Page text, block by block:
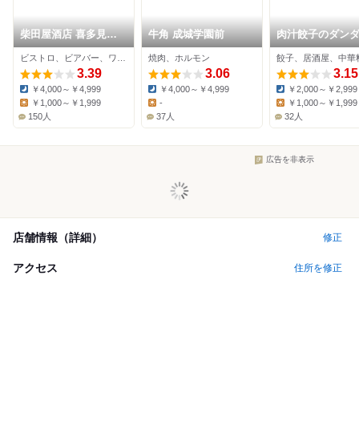
柴田屋酒店 喜多見ビ
ール醸造所
3.39
Dinner:
￥4,000～￥4,999
￥1,000～￥1,999
150人
牛角 成城学園前
焼肉、ホルモン
3.06
Dinner:
￥4,000～￥4,999
Lunch:
-
37人
肉汁餃子のダン
祖師ヶ谷大蔵店
餃子、居酒屋、中華
3.15
Dinner:
￥2,000～￥2,999
Lunch:
￥1,000～￥1,999
32人
広告を非表示
店舗情報（詳細） 修正
アクセス 住所を修正